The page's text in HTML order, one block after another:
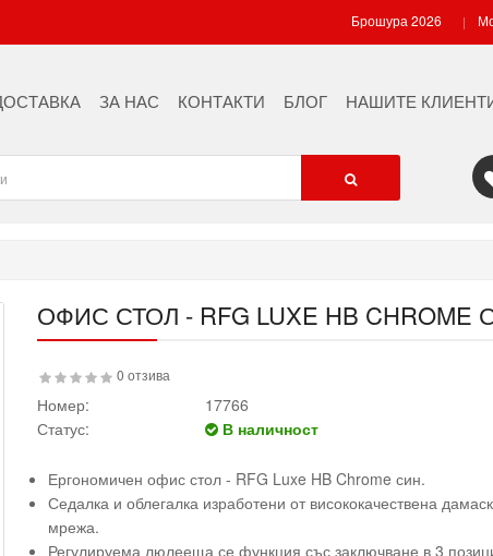
Брошура 2026
ЗА НАС КОНТАКТИ БЛОГ НАШИТЕ
ОФИС СТОЛ - RFG LUXE HB CHROME
0 отзива
Номер:
17766
Статус:
В наличност
Ергономичен офис стол - RFG Luxe HB Chrome син.
Седалка и облегалка изработени от висококачествена
мрежа.
Регулируема люлееща се функция със заключване в 3